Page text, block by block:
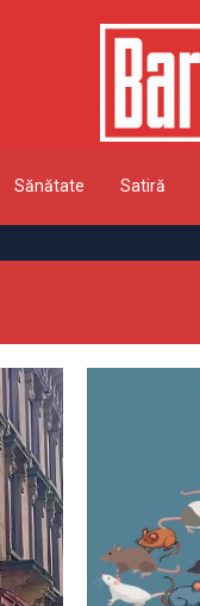
Sănătate Satiră